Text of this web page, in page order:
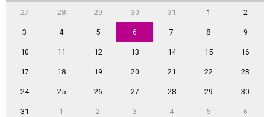
27 28 29 30 31 1 2
3 4 5 6 7 8 9
10 11 12 13 14 15 16
17 18 19 20 21 22 23
24 25 26 27 28 29 30
31 1 2 3 4 5 6